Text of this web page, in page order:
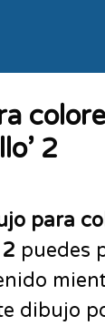
2
para
puedes
dibujo